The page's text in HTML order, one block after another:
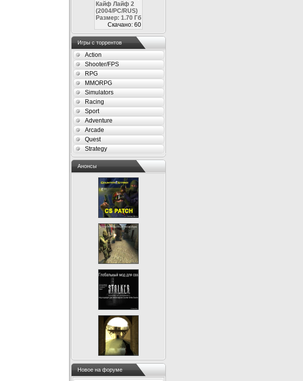
Кайф Лайф 2
(2004/PC/RUS)
Размер: 1.70 Гб
Скачано: 60
Игры с торрентов
Action
Shooter/FPS
RPG
MMORPG
Simulators
Racing
Sport
Adventure
Arcade
Quest
Strategy
Анонсы
Новое на форуме